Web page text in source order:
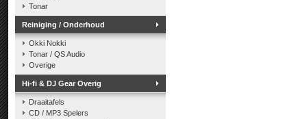
Tonar
Reiniging / Onderhoud
Okki Nokki
Tonar / QS Audio
Overige
Hi-fi & DJ Gear Overig
Draaitafels
CD / MP3 Spelers